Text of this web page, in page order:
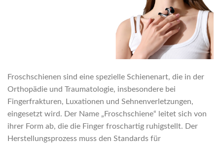
Froschschienen sind eine spezielle Schienenart, die in der
Orthopädie und Traumatologie, insbesondere bei
Fingerfrakturen, Luxationen und Sehnenverletzungen,
eingesetzt wird. Der Name „Froschschiene“ leitet sich von
ihrer Form ab, die die Finger froschartig ruhigstellt. Der
Herstellungsprozess muss den Standards für